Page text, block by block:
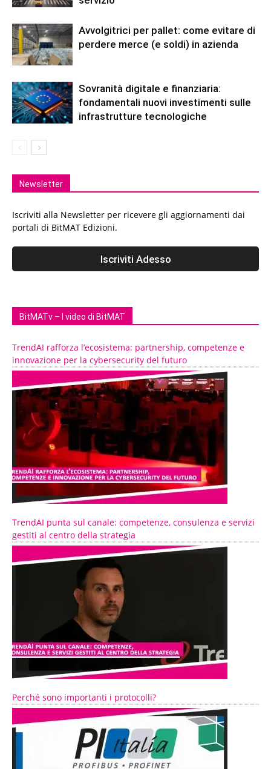
Avvolgitrici per pallet: come evitare di
perdere merce (e soldi) in azienda
Sovranità digitale e finanziaria:
fondamentali nuovi investimenti sulle
infrastrutture tecnologiche
Newsletter
Iscriviti alla Newsletter per ricevere gli aggiornamenti dai
portali di BitMAT Edizioni.
BitMATv – I video di BitMAT
TrendAI rafforza l’ecosistema: partnership, competenze e
innovazione per la cybersecurity del futuro
TrendAI punta sul canale: competenze, consulenza e servizi
gestiti al centro della strategia
Perché sono importanti i protocolli?